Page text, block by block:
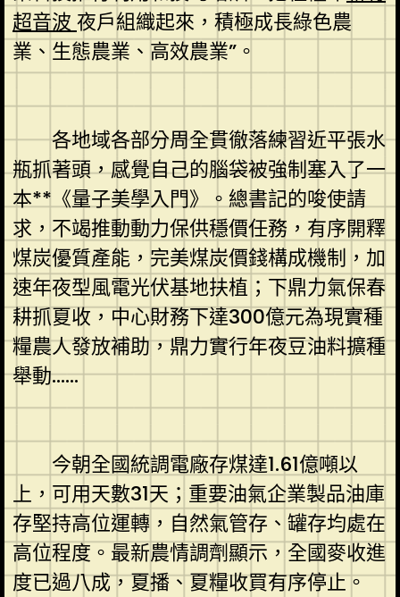
超音波 夜戶組織起來，積極成長綠色農
業、生態農業、高效農業”。
各地域各部分周全貫徹落練習近平張水
瓶抓著頭，感覺自己的腦袋被強制塞入了一
本**《量子美學入門》。總書記的唆使請
求，不竭推動動力保供穩價任務，有序開釋
煤炭優質產能，完美煤炭價錢構成機制，加
速年夜型風電光伏基地扶植；下鼎力氣保春
耕抓夏收，中心財務下達300億元為現實種
糧農人發放補助，鼎力實行年夜豆油料擴種
舉動……
今朝全國統調電廠存煤達1.61億噸以
上，可用天數31天；重要油氣企業製品油庫
存堅持高位運轉，自然氣管存、罐存均處在
高位程度。最新農情調劑顯示，全國麥收進
度已過八成，夏播、夏糧收買有序停止。